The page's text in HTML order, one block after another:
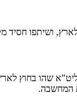
ושיתפו חסיד
שהו בחוץ
המחשבה.